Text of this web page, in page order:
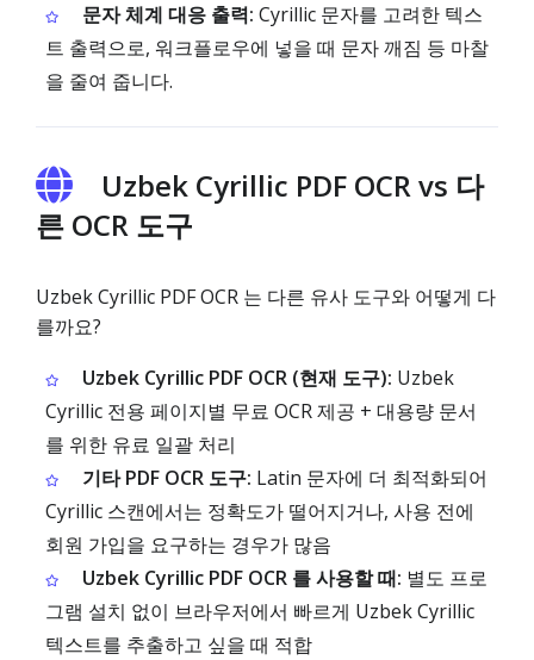
문자 체계 대응 출력: Cyrillic 문자를 고려한 텍스
트 출력으로, 워크플로우에 넣을 때 문자 깨짐 등 마찰
을 줄여 줍니다.
Uzbek Cyrillic PDF OCR vs 다
른 OCR 도구
Uzbek Cyrillic PDF OCR 는 다른 유사 도구와 어떻게 다
를까요?
Uzbek Cyrillic PDF OCR (현재 도구): Uzbek
Cyrillic 전용 페이지별 무료 OCR 제공 + 대용량 문서
를 위한 유료 일괄 처리
기타 PDF OCR 도구: Latin 문자에 더 최적화되어
Cyrillic 스캔에서는 정확도가 떨어지거나, 사용 전에
회원 가입을 요구하는 경우가 많음
Uzbek Cyrillic PDF OCR 를 사용할 때: 별도 프로
그램 설치 없이 브라우저에서 빠르게 Uzbek Cyrillic
텍스트를 추출하고 싶을 때 적합